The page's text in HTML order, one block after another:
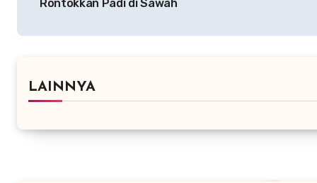
Rontokkan Padi di Sawah
LAINNYA